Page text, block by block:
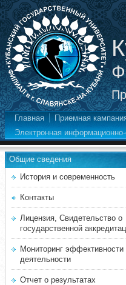
Главная Приемная
Электронная
Общие сведения
История и современность
Контакты
Лицензия, Свидетельство о
государственной
Мониторинг эффективности
деятельности
Отчет о результатах